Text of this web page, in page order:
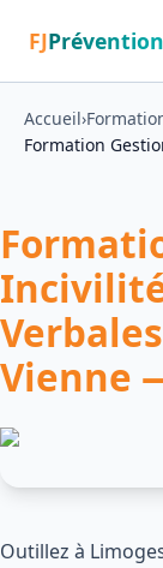
FJPrévention
Accueil›
Formation
Vienne
Outillez à